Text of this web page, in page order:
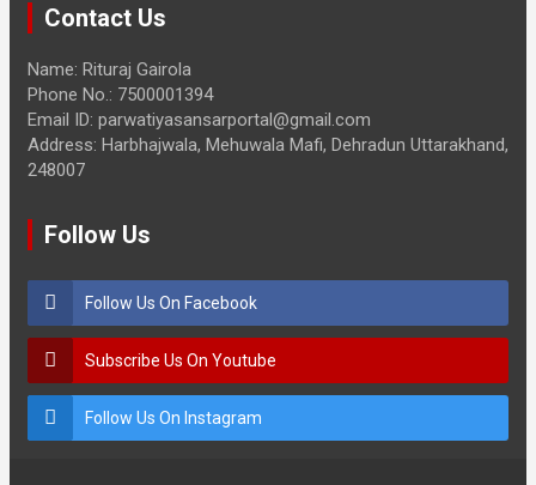
Contact Us
Name: Rituraj Gairola
Phone No.: 7500001394
Email ID: parwatiyasansarportal@gmail.com
Address: Harbhajwala, Mehuwala Mafi, Dehradun Uttarakhand,
248007
Follow Us
Follow Us On Facebook
Subscribe Us On Youtube
Follow Us On Instagram